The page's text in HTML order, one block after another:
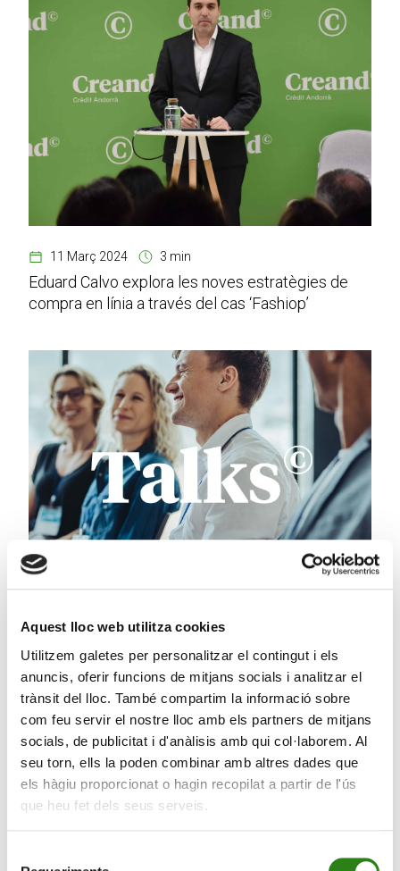
Aquest lloc web utilitza cookies
Utilitzem galetes per personalitzar el contingut i els
anuncis, oferir funcions de mitjans socials i analitzar el
trànsit del lloc. També compartim la informació sobre
com feu servir el nostre lloc amb els partners de mitjans
socials, de publicitat i d'anàlisis amb qui col·laborem. Al
seu torn, ells la poden combinar amb altres dades que
els hàgiu proporcionat o hagin recopilat a partir de l'ús
que heu fet dels seus serveis.
11 Març 2024 3 min
Eduard Calvo explora les noves estratègies de
compra en línia a través del cas ‘Fashiop’
05 Març 2024
Masterclass sobre la start-up Fashiop a càrrec de
Creand Crèdit Andorrà i l’IESE